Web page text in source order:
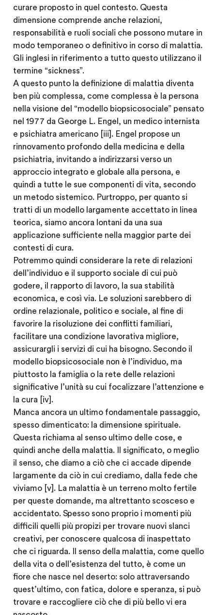
curare proposto in quel contesto. Questa
dimensione comprende anche relazioni,
responsabilità e ruoli sociali che possono mutare in
modo temporaneo o definitivo in corso di malattia.
Gli inglesi in riferimento a tutto questo utilizzano il
termine “sickness”.
A questo punto la definizione di malattia diventa
ben più complessa, come complessa è la persona
nella visione del “modello biopsicosociale” pensato
nel 1977 da George L. Engel, un medico internista
e psichiatra americano [iii]. Engel propose un
rinnovamento profondo della medicina e della
psichiatria, invitando a indirizzarsi verso un
approccio integrato e globale alla persona, e
quindi a tutte le sue componenti di vita, secondo
un metodo sistemico. Purtroppo, per quanto si
tratti di un modello largamente accettato in linea
teorica, siamo ancora lontani da una sua
applicazione sufficiente nella maggior parte dei
contesti di cura.
Potremmo quindi considerare la rete di relazioni
dell’individuo e il supporto sociale di cui può
godere, il rapporto di lavoro, la sua stabilità
economica, e così via. Le soluzioni sarebbero di
ordine relazionale, politico e sociale, al fine di
favorire la risoluzione dei conflitti familiari,
facilitare una condizione lavorativa migliore,
assicurargli i servizi di cui ha bisogno. Secondo il
modello biopsicosociale non è l’individuo, ma
piuttosto la famiglia o la rete delle relazioni
significative l’unità su cui focalizzare l’attenzione e
la cura [iv].
Manca ancora un ultimo fondamentale passaggio,
spesso dimenticato: la dimensione spirituale.
Questa richiama al senso ultimo delle cose, e
quindi anche della malattia. Il significato, o meglio
il senso, che diamo a ciò che ci accade dipende
largamente da ciò in cui crediamo, dalla fede che
viviamo [v]. La malattia è un terreno molto fertile
per queste domande, ma altrettanto scosceso e
accidentato. Spesso sono proprio i momenti più
difficili quelli più propizi per trovare nuovi slanci
creativi, per conoscere qualcosa di inaspettato
che ci riguarda. Il senso della malattia, come quello
della vita o dell’esistenza del tutto, è come un
fiore che nasce nel deserto: solo attraversando
quest’ultimo, con fatica, dolore e speranza, si può
trovare e raccogliere ciò che di più bello vi era